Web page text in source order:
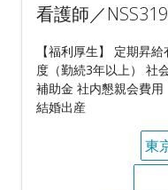
看護師／NSS319
【福利厚生】 定期昇
度（勤続3年以上） 社
補助金 社内懇親会費用
結婚出産
東